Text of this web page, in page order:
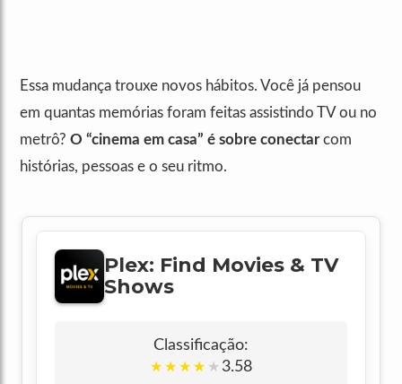
Essa mudança trouxe novos hábitos. Você já pensou
em quantas memórias foram feitas assistindo TV ou no
metrô? O “cinema em casa” é sobre conectarcom
histórias, pessoas e o seu ritmo.
Plex: Find Movies & TV
Shows
Classificação:
★ ★ ★ ★ ★ 3.58